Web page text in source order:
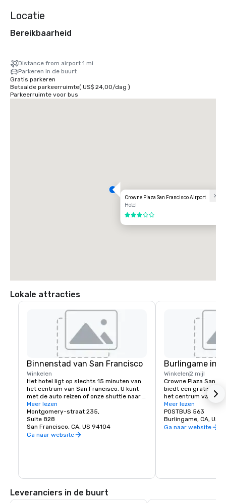
Locatie
Bereikbaarheid
Distance from airport 1 mi
Parkeren in de buurt
Gratis parkeren
Betaalde parkeerruimte( US$ 24,00/dag )
Parkeerruimte voor bus
Crowne Plaza San Francisco Airport
Hotel
3 van 5
Lokale attracties
Binnenstad van San Francisco
Winkelen
Het hotel ligt op slechts 15 minuten van
het centrum van San Francisco. U kunt
met de auto reizen of onze shuttle naar
BART (Bay Area Rapid Transit) nemen om
toegang te krijgen tot de meest
verbazingwekkende wereldberoemde
bestemming.
Meer lezen
Montgomery-straat 235,
Suite 828
San Francisco, CA, US 94104
Ga naar website
Burlingame in
Winkelen2 mijl
Crowne Plaza San
biedt een gratis
het centrum van
winkels en
Meer lezen
POSTBUS 563
Burlingame, CA, US
Ga naar website
Leveranciers in de buurt